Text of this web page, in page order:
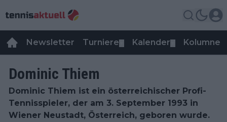
Newsletter Turniere Kalender Kolumnen
Dominic Thiem
Dominic Thiem ist ein österreichischer Profi-
Tennisspieler, der am 3. September 1993 in
Wiener Neustadt, Österreich, geboren wurde.